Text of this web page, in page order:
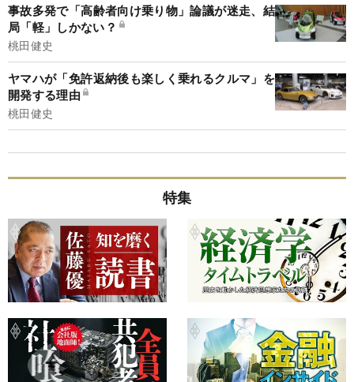
事故多発で「高齢者向け乗り物」論議が迷走、結
局「軽」しかない？
桃田健史
ヤマハが「免許返納後も楽しく乗れるクルマ」を
開発する理由
桃田健史
特集